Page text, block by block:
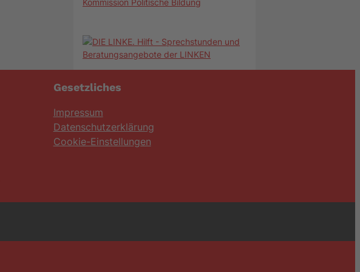
Kommission Politische Bildung
Gesetzliches
Impressum
Datenschutzerklärung
Cookie-Einstellungen